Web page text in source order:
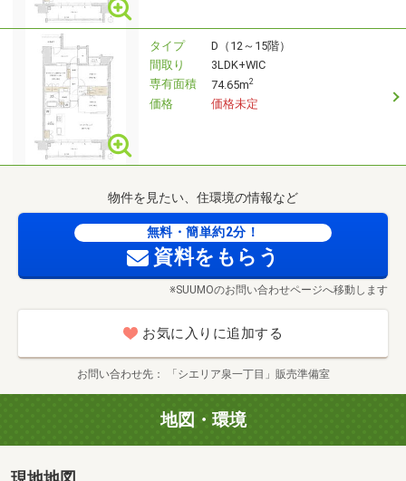
タイプ
D（12～15階）
間取り
3LDK+WIC
専有面積
74.65m2
価格 価格未定
物件を見たい、住環境の情報など
無料・簡単約2分！
資料をもらう
※SUUMOのお問い合わせページへ移動します
お気に入りに追加する
お問い合わせ先 「シエリア泉一丁目」販売準備室
地図・環境